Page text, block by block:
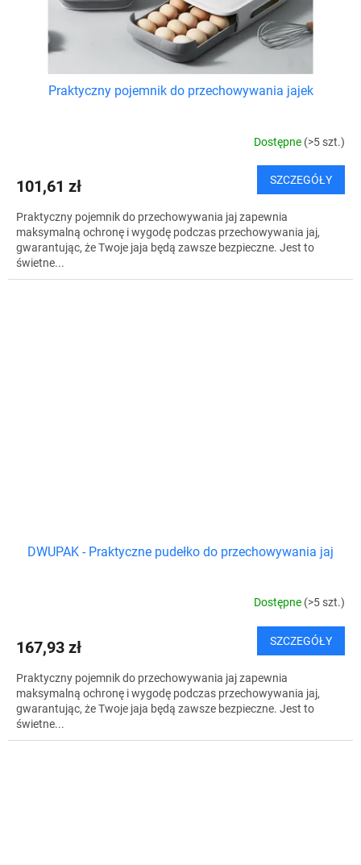
Praktyczny pojemnik do przechowywania jajek
Dostępne (>5 szt.)
101,61 zł SZCZEGÓŁY
Praktyczny pojemnik do przechowywania jaj zapewnia
maksymalną ochronę i wygodę podczas przechowywania jaj,
gwarantując, że Twoje jaja będą zawsze bezpieczne. Jest to
świetne...
DWUPAK - Praktyczne pudełko do przechowywania jaj
Dostępne (>5 szt.)
167,93 zł SZCZEGÓŁY
Praktyczny pojemnik do przechowywania jaj zapewnia
maksymalną ochronę i wygodę podczas przechowywania jaj,
gwarantując, że Twoje jaja będą zawsze bezpieczne. Jest to
świetne...